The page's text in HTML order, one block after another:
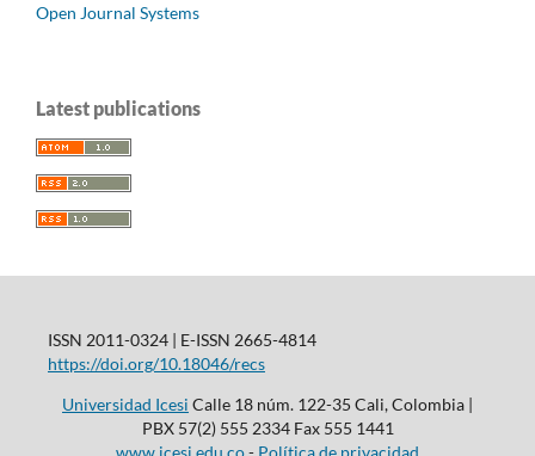
Open Journal Systems
Latest publications
ISSN 2011-0324 | E-ISSN 2665-4814
https://doi.org/10.18046/recs
Universidad Icesi Calle 18 núm. 122-35 Cali, Colombia |
PBX 57(2) 555 2334 Fax 555 1441
www.icesi.edu.co- Política de privacidad